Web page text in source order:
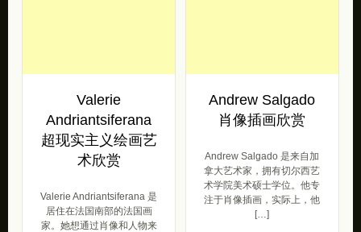
Valerie
Andriantsiferana
超现实主义绘画艺
术欣赏
Valerie Andriantsiferana 是
居住在法国南部的法国画
家。她想通过肖像和人物来
Andrew Salgado
肖像插画欣赏
Andrew Salgado 是来自加
拿大艺术家，拥有切尔西艺
术学院美术硕士学位。他专
注于肖像插画，实际上，他
[…]